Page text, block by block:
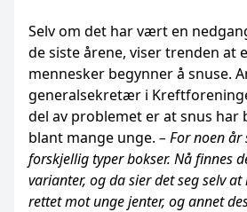
Selv om det har vært en
de siste årene, viser trenden at
mennesker begynner å snuse.
generalsekretær i
del av problemet er at snus har
blant mange unge. – For noen
forskjellig typer bokser. Nå finnes
varianter, og da sier det seg selv
rettet mot unge jenter, og annet